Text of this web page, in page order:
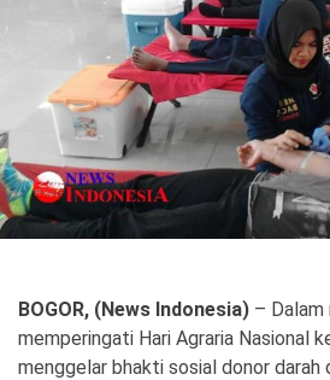
Gaya Hidup
Kesehatan Kuliner
Otomotif
Iptek
Teknologi
BOGOR, (News Indonesia) – Dalam
memperingati Hari Agraria Nasional
menggelar bhakti sosial donor darah